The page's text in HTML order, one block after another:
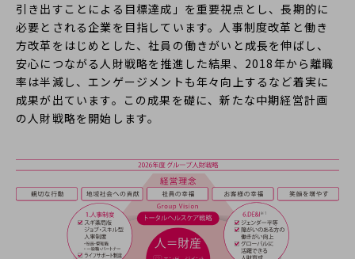
引き出すことによる目標達成」を重要視点とし、長期的に
必要とされる企業を目指しています。人事制度改革と働き
方改革をはじめとした、社員の働きがいと成長を伸ばし、
安心につながる人財戦略を推進した結果、2018年から離職
率は半減し、エンゲージメントも年々向上するなど着実に
成果が出ています。この成果を礎に、新たな中期経営計画
の人財戦略を開始します。